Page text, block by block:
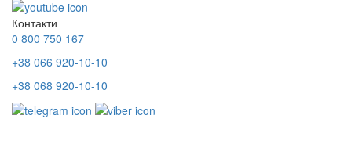
Контакти
0 800 750 167
+38 066 920-10-10
+38 068 920-10-10